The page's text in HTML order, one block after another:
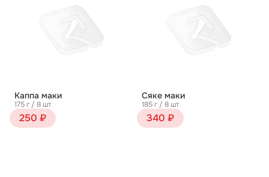
Каппа маки
175 г / 8 шт
250 ₽
Сяке маки
185 г / 8 шт
340 ₽